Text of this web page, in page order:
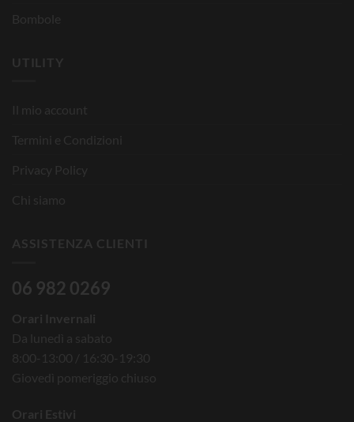
Bombole
UTILITY
Il mio account
Termini e Condizioni
Privacy Policy
Chi siamo
ASSISTENZA CLIENTI
06 982 0269
Orari Invernali
Da lunedì a sabato
8:00-13:00 / 16:30-19:30
Giovedì pomeriggio chiuso
Orari Estivi